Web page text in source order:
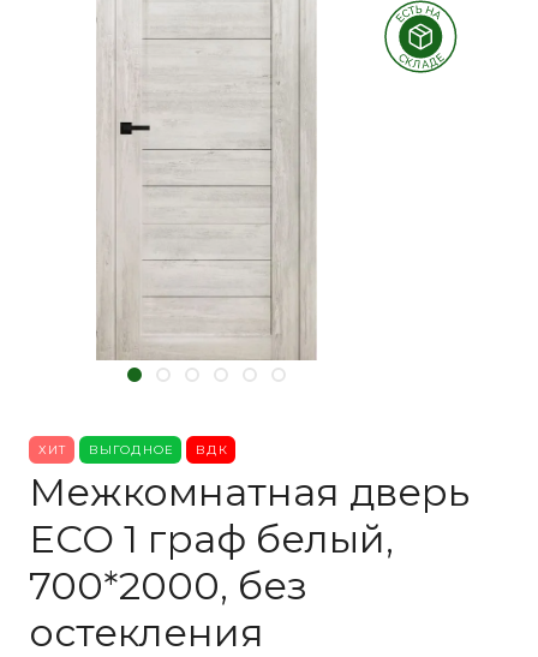
ХИТ ВЫГОДНОЕ ВДК
Межкомнатная дверь
ECO 1 граф белый,
700*2000, без
остекления